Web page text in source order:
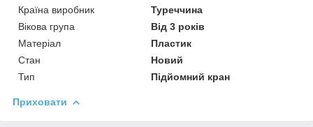
Країна виробник
Туреччина
Вікова група
Від 3 років
Матеріал
Пластик
Стан
Новий
Тип
Підйомний кран
Приховати